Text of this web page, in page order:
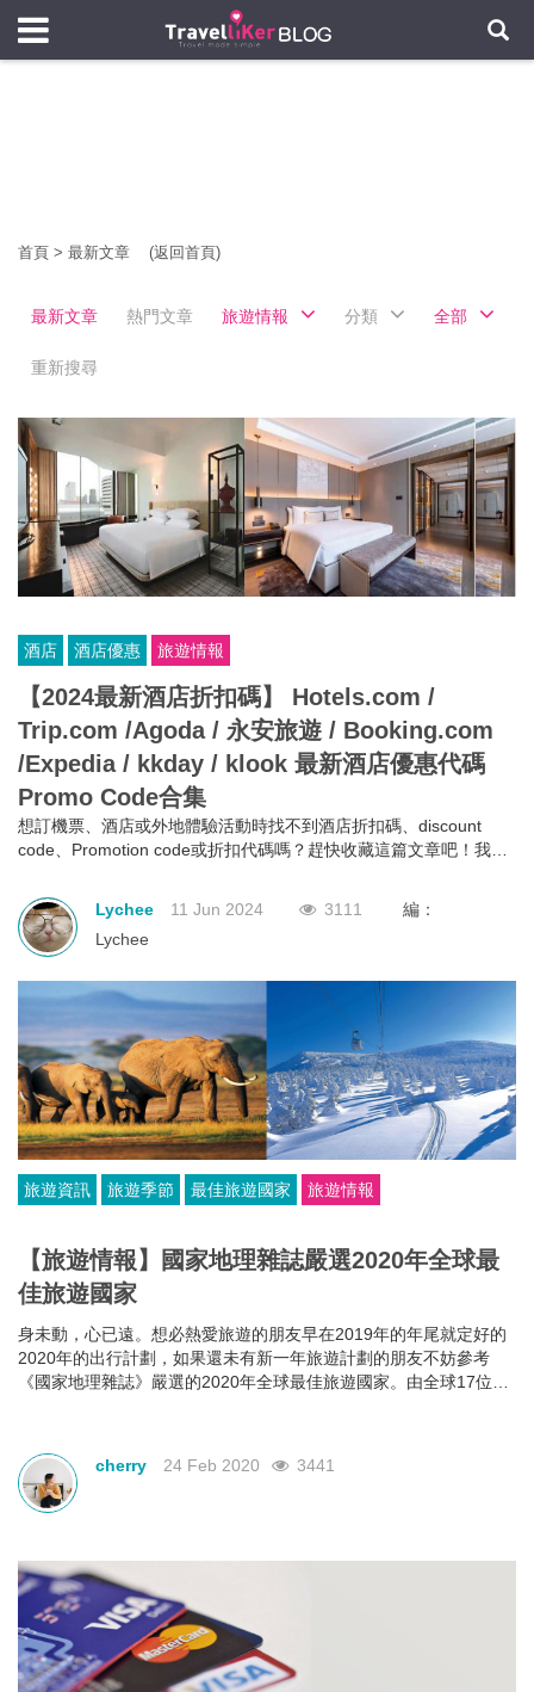
首頁 > 最新文章 (返回首頁)
最新文章 熱門文章 旅遊情報 分類 全部
重新搜尋
酒店 酒店優惠 旅遊情報
【2024最新酒店折扣碼】 Hotels.com /
Trip.com /Agoda / 永安旅遊 / Booking.com
/Expedia / kkday / klook 最新酒店優惠代碼
Promo Code合集
想訂機票、酒店或外地體驗活動時找不到酒店折扣碼、discount
code、Promotion code或折扣代碼嗎？趕快收藏這篇文章吧！我為
扣！這些酒店折扣碼適用於Hotels.com、Trip.com、Agoda、永安
旅遊、Booking.com、Expedia、kkday等熱門平台。希望這些資訊
能幫助你在下一次旅行中慳更多錢，讓旅程更加愉快！
Lychee 11 Jun 2024 3111
編：
Lychee
旅遊資訊 旅遊季節 最佳旅遊國家 旅遊情報
【旅遊情報】國家地理雜誌嚴選2020年全球最
佳旅遊國家
身未動，心已遠。想必熱愛旅遊的朋友早在2019年的年尾就定好的
2020年的出行計劃，如果還未有新一年旅遊計劃的朋友不妨參考
《國家地理雜誌》嚴選的2020年全球最佳旅遊國家。由全球17位
cherry
24 Feb 2020 3441